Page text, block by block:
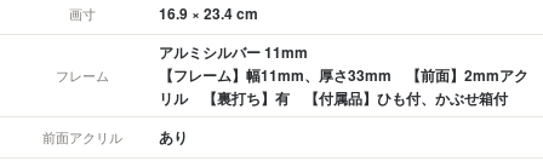
画寸 16.9 × 23.4 cm
フレーム
アルミシルバー 11mm
【フレーム】幅11mm、厚さ33mm 【前面】2mmアク
リル 【裏打ち】有 【付属品】ひも付、かぶせ箱付
前面アクリル あり